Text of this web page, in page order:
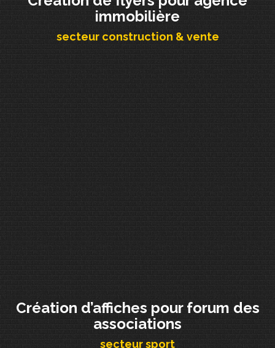
immobilière
secteur construction & vente
Création d’affiches pour forum des
associations
secteur sport